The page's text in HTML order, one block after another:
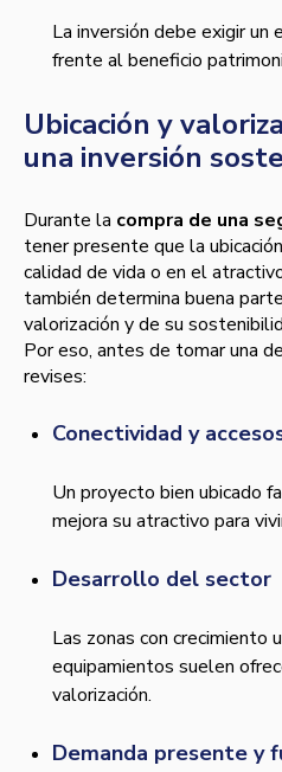
La inversión debe exigir un
frente al beneficio
Ubicación y
una inversión
Durante la compra de una
tener presente que la
calidad de vida o en el
también determina buena
valorización y de su
Por eso, antes de tomar una
revises:
Conectividad y
Un proyecto bien ubicado
mejora su atractivo para
Desarrollo del sector
Las zonas con crecimiento
equipamientos suelen
valorización.
Demanda presente y